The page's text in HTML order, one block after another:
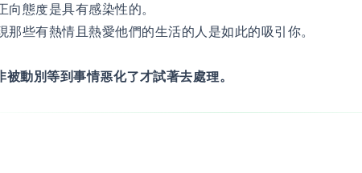
態度是具有感染性的。
些有熱情且熱愛他們的生活的人是如此的吸引你。
被動別等到事情惡化了才試著去處理。